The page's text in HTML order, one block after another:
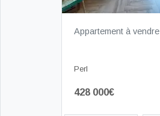
Appartement à vendre
Perl
428 000€